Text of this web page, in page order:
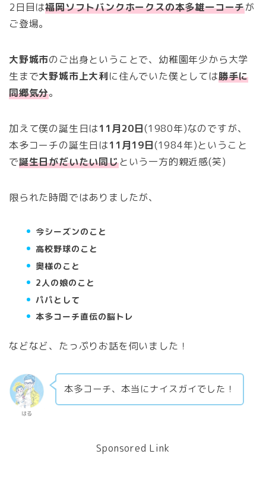
2日目は福岡ソフトバンクホークスの本多雄一コーチが
ご登場。
大野城市のご出身ということで、幼稚園年少から大学
生まで大野城市上大利に住んでいた僕としては勝手に
同郷気分。
加えて僕の誕生日は11月20日(1980年)なのですが、
本多コーチの誕生日は11月19日(1984年)ということ
で誕生日がだいたい同じという一方的親近感(笑)
限られた時間ではありましたが、
今シーズンのこと
高校野球のこと
奥様のこと
2人の娘のこと
パパとして
本多コーチ直伝の脳トレ
などなど、たっぷりお話を伺いました！
はる
本多コーチ、本当にナイスガイでした！
Sponsored Link